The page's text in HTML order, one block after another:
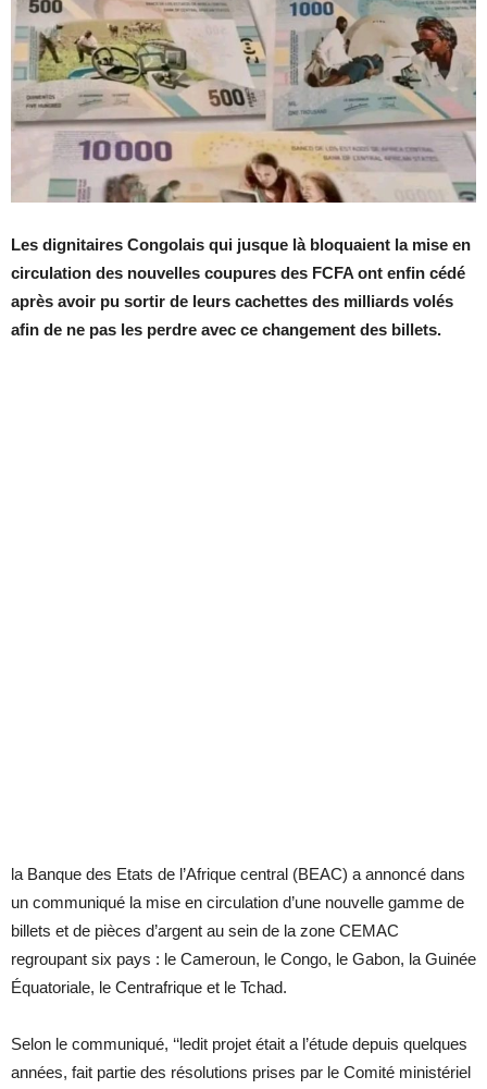
Les dignitaires Congolais qui jusque là bloquaient la mise en
circulation des nouvelles coupures des FCFA ont enfin cédé
après avoir pu sortir de leurs cachettes des milliards volés
afin de ne pas les perdre avec ce changement des billets.
la Banque des Etats de l’Afrique central (BEAC) a annoncé dans
un communiqué la mise en circulation d’une nouvelle gamme de
billets et de pièces d’argent au sein de la zone CEMAC
regroupant six pays : le Cameroun, le Congo, le Gabon, la Guinée
Équatoriale, le Centrafrique et le Tchad.
Selon le communiqué, ‘‘ledit projet était a l’étude depuis quelques
années, fait partie des résolutions prises par le Comité ministériel